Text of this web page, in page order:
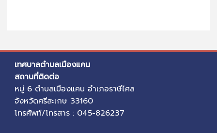
เทศบาลตำบลเมืองแคน
สถานที่ติดต่อ
หมู่ 6 ตำบลเมืองแคน อำเภอราษีไศล
จังหวัดศรีสะเกษ 33160
โทรศัพท์/โทรสาร : 045-826237